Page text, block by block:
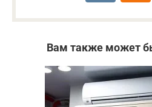
Вам также может